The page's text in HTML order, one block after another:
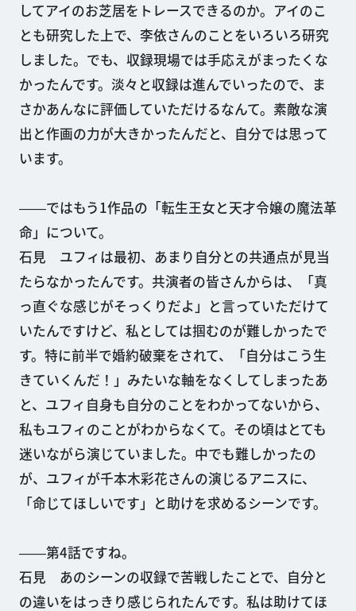
してアイのお芝居をトレースできるのか。アイのこ
とも研究した上で、李依さんのことをいろいろ研究
しました。でも、収録現場では手応えがまったくな
かったんです。淡々と収録は進んでいったので、ま
さかあんなに評価していただけるなんて。素敵な演
出と作画の力が大きかったんだと、自分では思って
います。
――ではもう1作品の「転生王女と天才令嬢の魔法革
命」について。
石見 ユフィは最初、あまり自分との共通点が見当
たらなかったんです。共演者の皆さんからは、「真
っ直ぐな感じがそっくりだよ」と言っていただけて
いたんですけど、私としては掴むのが難しかったで
す。特に前半で婚約破棄をされて、「自分はこう生
きていくんだ！」みたいな軸をなくしてしまったあ
と、ユフィ自身も自分のことをわかってないから、
私もユフィのことがわからなくて。その頃はとても
迷いながら演じていました。中でも難しかったの
が、ユフィが千本木彩花さんの演じるアニスに、
「命じてほしいです」と助けを求めるシーンです。
――第4話ですね。
石見 あのシーンの収録で苦戦したことで、自分と
の違いをはっきり感じられたんです。私は助けてほ